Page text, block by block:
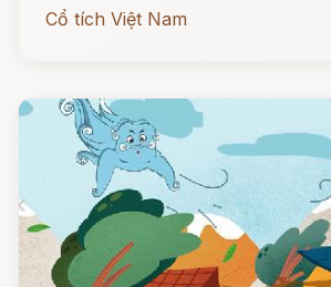
Cổ tích Việt Nam